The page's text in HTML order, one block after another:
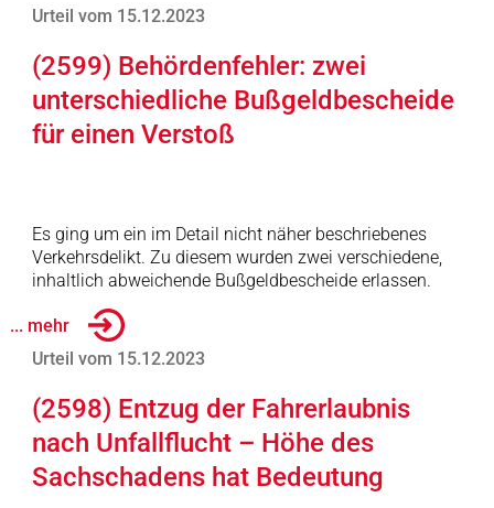
Urteil vom 15.12.2023
(2599) Behördenfehler: zwei
unterschiedliche Bußgeldbescheide
für einen Verstoß
Es ging um ein im Detail nicht näher beschriebenes
Verkehrsdelikt. Zu diesem wurden zwei verschiedene,
inhaltlich abweichende Bußgeldbescheide erlassen.
... mehr
Urteil vom 15.12.2023
(2598) Entzug der Fahrerlaubnis
nach Unfallflucht – Höhe des
Sachschadens hat Bedeutung